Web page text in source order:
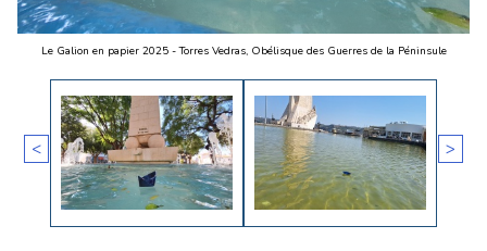
Le Galion en papier 2025 - Torres Vedras, Obélisque des Guerres de la Péninsule
< >